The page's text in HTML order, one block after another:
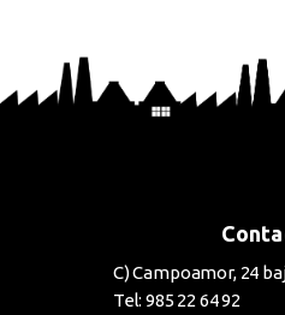
C) Campoamor, 24
Tel: 985 22 64 92